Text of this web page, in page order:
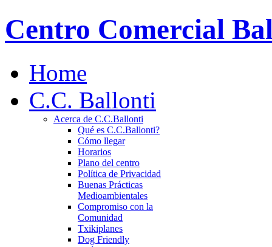
Centro Comercial
Home
C.C. Ballonti
Acerca de C.C.Ballonti
Qué es C.C.Ballonti?
Cómo llegar
Horarios
Plano del centro
Política de Privacidad
Buenas Prácticas
Medioambientales
Compromiso con la
Comunidad
Txikiplanes
Dog Friendly